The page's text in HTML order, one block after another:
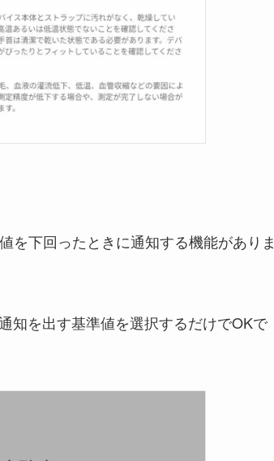
を下回ったときに通知する機能がありま
知を出す基準値を選択するだけでOKで